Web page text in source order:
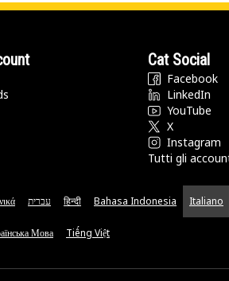
Cat Social
Facebook
LinkedIn
YouTube
X
Instagram
Tutti gli
עברית हिन्दी Bahasa Indonesia Italiano
Мова Tiếng Việt